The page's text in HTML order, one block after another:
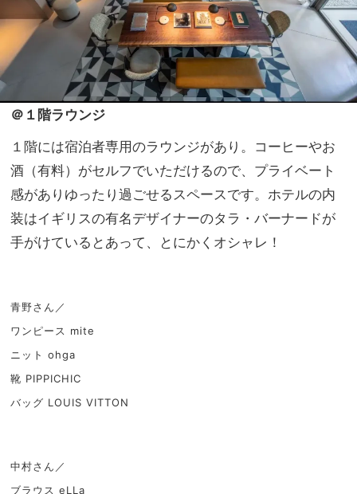
＠１階ラウンジ
１階には宿泊者専用のラウンジがあり。コーヒーやお
酒（有料）がセルフでいただけるので、プライベート
感がありゆったり過ごせるスペースです。ホテルの内
装はイギリスの有名デザイナーのタラ・バーナードが
手がけているとあって、とにかくオシャレ！
青野さん／
ワンピース mite
ニット ohga
靴 PIPPICHIC
バッグ LOUIS VITTON
中村さん／
ブラウス eLLa